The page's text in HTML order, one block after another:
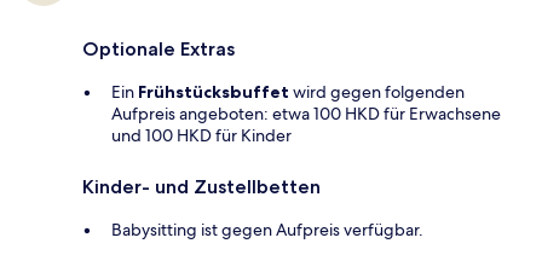
Optionale Extras
Ein Frühstücksbuffet wird gegen folgenden
Aufpreis angeboten: etwa 100 HKD für Erwachsene
und 100 HKD für Kinder
Kinder- und Zustellbetten
Babysitting ist gegen Aufpreis verfügbar.